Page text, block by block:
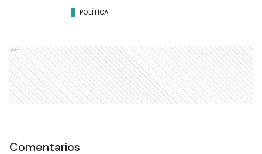
POLÍTICA
Ads
Comentarios